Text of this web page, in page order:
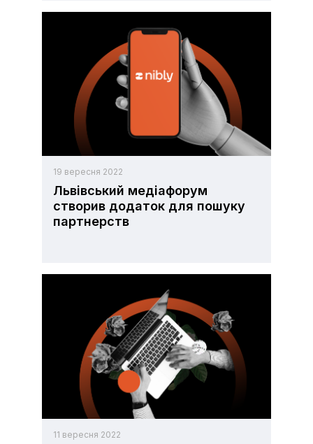
19 вересня 2022
Львівський медіафорум
створив додаток для пошуку
партнерств
11 вересня 2022